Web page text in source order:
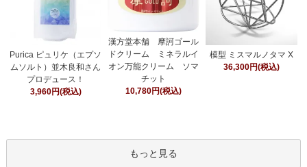
Purica ピュリケ（エプソ
ムソルト）並木良和さん
プロデュース！
3,960円(税込)
漢方堂本舗 摩訶ゴール
ドクリーム ミネラルイ
オン万能クリーム ソマ
チット
10,780円(税込)
模型 ミスマルノタマ X
36,300円(税込)
もっと見る